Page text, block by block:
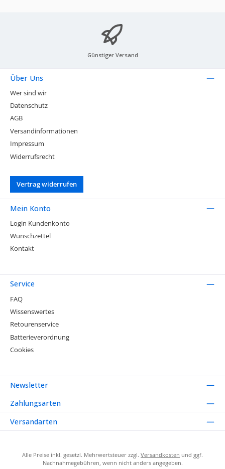
Günstiger Versand
Über Uns
Wer sind wir
Datenschutz
AGB
Versandinformationen
Impressum
Widerrufsrecht
Vertrag widerrufen
Mein Konto
Login Kundenkonto
Wunschzettel
Kontakt
Service
FAQ
Wissenswertes
Retourenservice
Batterieverordnung
Cookies
Newsletter
Zahlungsarten
Versandarten
Alle Preise inkl. gesetzl. Mehrwertsteuer zzgl. Versandkosten und ggf.
Nachnahmegebühren, wenn nicht anders angegeben.